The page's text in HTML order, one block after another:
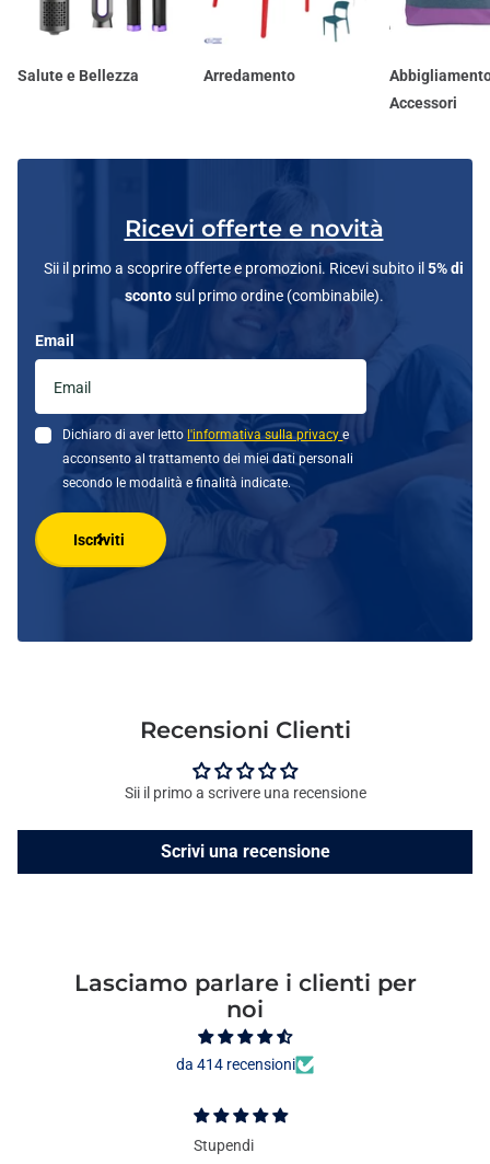
Salute e Bellezza Arredamento
Accessori
Ricevi offerte e novità
Sii il primo a scoprire offerte e promozioni. Ricevi subito il 5% di
scontosul primo ordine (combinabile).
Email
Dichiaro di aver letto l'informativa sulla privacye
acconsento al trattamento dei miei dati personali
secondo le modalità e finalità indicate.
Iscriviti
Recensioni Clienti
Sii il primo a scrivere una recensione
Scrivi una recensione
Lasciamo parlare i clienti per
noi
da 414 recensioni
Stupendi